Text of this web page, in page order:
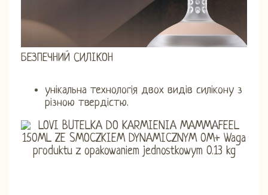
БЕЗПЕЧНИЙ СИЛІКОН
унікальна технологія двох видів силікону з
різною твердістю.